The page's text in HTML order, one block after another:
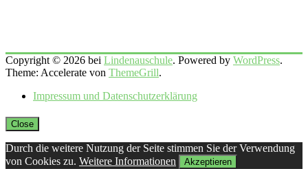
Copyright © 2026 bei Lindenauschule. Powered by WordPress.
Theme: Accelerate von ThemeGrill.
Impressum und Datenschutzerklärung
Close
Durch die weitere Nutzung der Seite stimmen Sie der Verwendung
von Cookies zu. Weitere Informationen Akzeptieren